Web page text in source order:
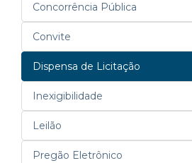
Concorrência Pública
Convite
Dispensa de Licitação
Inexigibilidade
Leilão
Pregão Eletrônico